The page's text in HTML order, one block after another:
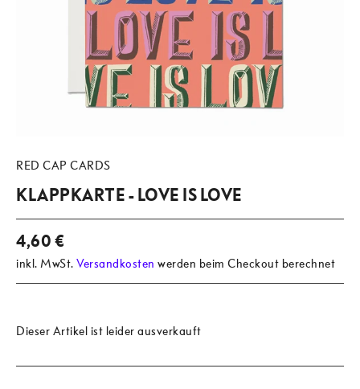
RED CAP CARDS
KLAPPKARTE - LOVE IS LOVE
4,60 €
inkl. MwSt. Versandkosten werden beim Checkout berechnet
Dieser Artikel ist leider ausverkauft